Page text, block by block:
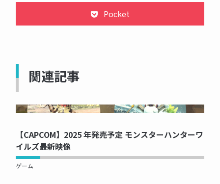
Pocket
関連記事
NOW PRINTING...
【CAPCOM】2025 年発売予定 モンスターハンターワ
イルズ最新映像
ゲーム